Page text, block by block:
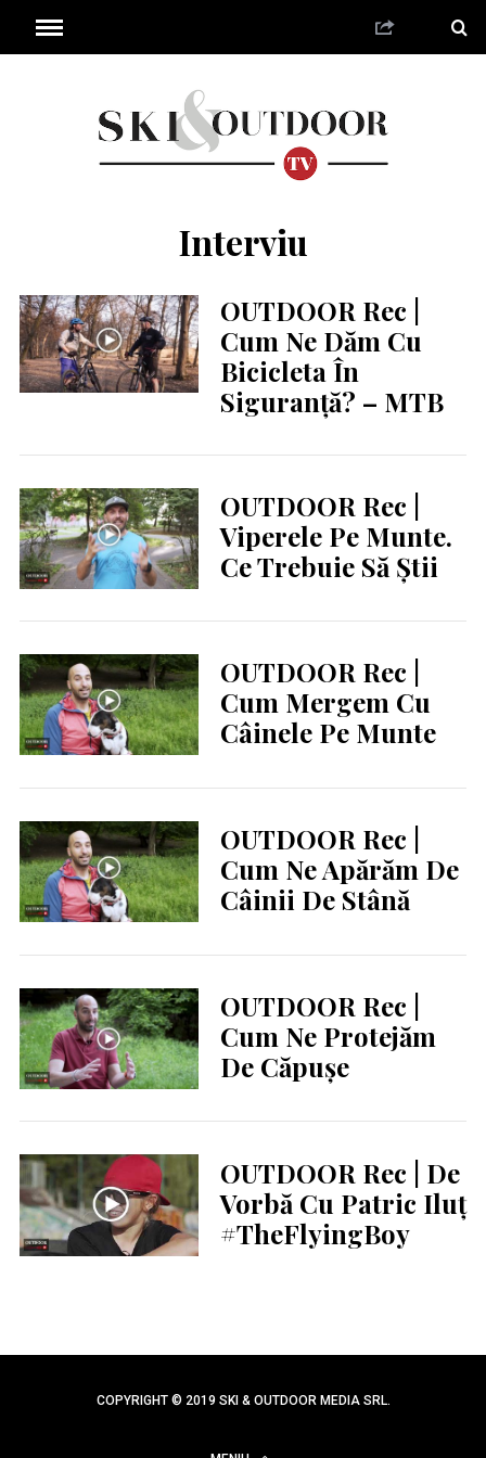
Interviu
OUTDOOR Rec |
Cum Ne Dăm Cu
Bicicleta În
Siguranță? – MTB
OUTDOOR Rec |
Viperele Pe Munte.
Ce Trebuie Să Știi
OUTDOOR Rec |
Cum Mergem Cu
Câinele Pe Munte
OUTDOOR Rec |
Cum Ne Apărăm De
Câinii De Stână
OUTDOOR Rec |
Cum Ne Protejăm
De Căpușe
OUTDOOR Rec | De
Vorbă Cu Patric Iluț
#TheFlyingBoy
COPYRIGHT © 2019 SKI & OUTDOOR MEDIA SRL.